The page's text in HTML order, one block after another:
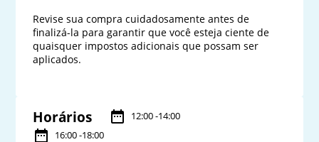
Revise sua compra cuidadosamente antes de
finalizá-la para garantir que você esteja ciente de
quaisquer impostos adicionais que possam ser
aplicados.
Horários
12:00 -14:00
16:00 -18:00